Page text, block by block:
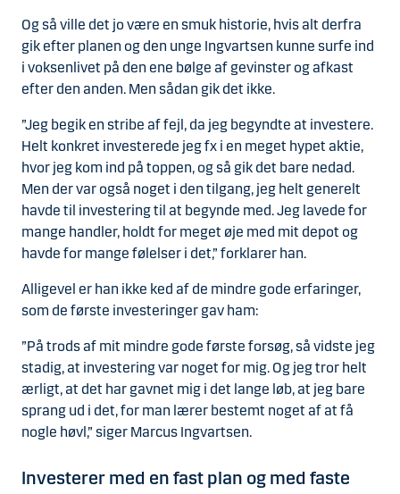
Og så ville det jo være en smuk historie, hvis alt derfra
gik efter planen og den unge Ingvartsen kunne surfe ind
i voksenlivet på den ene bølge af gevinster og afkast
efter den anden. Men sådan gik det ikke.
”Jeg begik en stribe af fejl, da jeg begyndte at investere.
Helt konkret investerede jeg fx i en meget hypet aktie,
hvor jeg kom ind på toppen, og så gik det bare nedad.
Men der var også noget i den tilgang, jeg helt generelt
havde til investering til at begynde med. Jeg lavede for
mange handler, holdt for meget øje med mit depot og
havde for mange følelser i det,” forklarer han.
Alligevel er han ikke ked af de mindre gode erfaringer,
som de første investeringer gav ham:
”På trods af mit mindre gode første forsøg, så vidste jeg
stadig, at investering var noget for mig. Og jeg tror helt
ærligt, at det har gavnet mig i det lange løb, at jeg bare
sprang ud i det, for man lærer bestemt noget af at få
nogle høvl,” siger Marcus Ingvartsen.
Investerer med en fast plan og med faste